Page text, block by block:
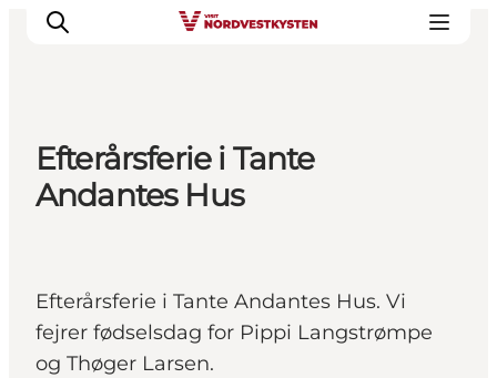
Feriesteder
Overnatning
Planlæg din ferie
Efterårsferie i Tante
Andantes Hus
Efterårsferie i Tante Andantes Hus. Vi
fejrer fødselsdag for Pippi Langstrømpe
og Thøger Larsen.